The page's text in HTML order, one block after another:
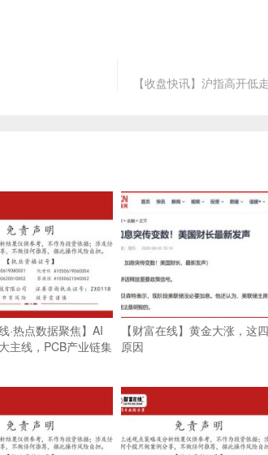
【收盘快讯】沪指高开低
·热点数据聚焦】AI
主线，PCB产业链集
【财富在线】黄金大涨，这
原因